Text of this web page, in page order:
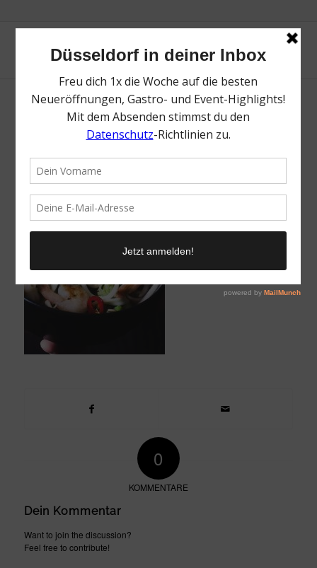
19. Januar 2018 /
0
KOMMENTARE
Dein Kommentar
Want to join the discussion?
Feel free to contribute!